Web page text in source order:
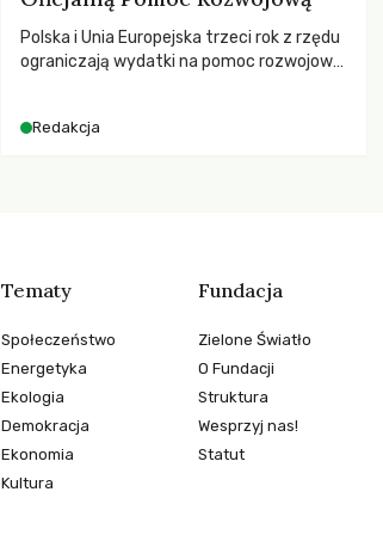
Polska i Unia Europejska trzeci rok z rzędu
ograniczają wydatki na pomoc rozwojową
dla krajów najbardziej potrzebujących, a
Redakcja
Tematy
Społeczeństwo
Energetyka
Ekologia
Demokracja
Ekonomia
Kultura
Fundacja
Zielone Światło
O Fundacji
Struktura
Wesprzyj nas!
Statut